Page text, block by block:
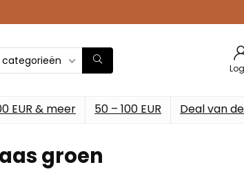
categorieën
EUR & meer 50 – 100 EUR Deal van
groen